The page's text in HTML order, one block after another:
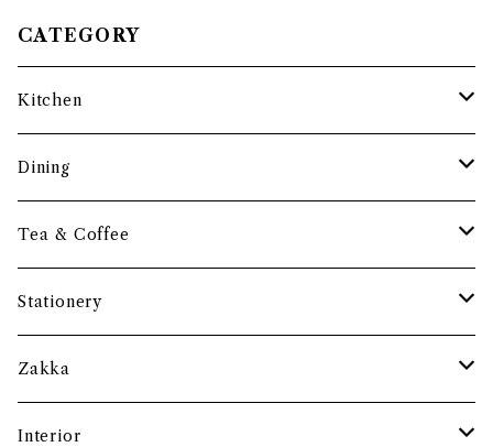
CATEGORY
Kitchen
調理道具
保存容器・水筒
まな板
土鍋・お鍋まわり
Dining
皿・プレート
小鉢・器
グラス・タンブラー
酒器
Tea & Coffee
コーヒーアイテム
ポット
カップ・ソーサー・マグ
Stationery
ペーパーウェイト
ペントレー
Zakka
和ろうそく
Interior